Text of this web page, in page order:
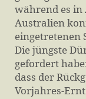
während es in
Australien
eingetretenen
Die jüngste
gefordert
dass der
Vorjahres-